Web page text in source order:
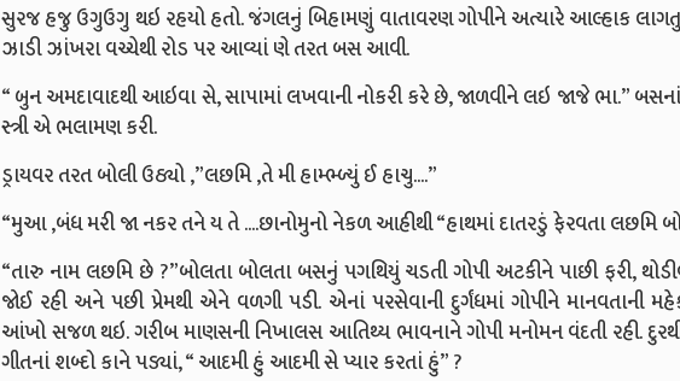
સુરજ હજુ ઉગુઉગુ થઇ રહયો હતો. જંગલનું બિહામણું વાતાવરણ ગોપીને અત્યારે આલ્હાક
ઝાડી ઝાંખરા વચ્ચેથી રોડ પર આવ્યાં ણે તરત બસ આવી.
“ બુન અમદાવાદથી આઇવા સે, સાપામાં લખવાની નોકરી કરે છે, જાળવીને લઇ જાજે ભા.” બસનાં
સ્ત્રી એ ભલામણ કરી.
ડ્રાયવર તરત બોલી ઉઠ્યો ,”લછમિ ,તે મી હામ્ભ્ળ્યું ઈ હાચુ....”
“મુઆ ,બંધ મરી જા નકર તને ય તે ....છાનોમુનો નેકળ આહીથી “હાથમાં દાતરડું ફેરવતા લછમિ
“તારુ નામ લછમિ છે ?”બોલતા બોલતા બસનું પગથિયું ચડતી ગોપી અટકીને પાછી ફરી,
જોઈ રહી અને પછી પ્રેમથી એને વળગી પડી. એનાં પરસેવાની દુર્ગંધમાં ગોપીને માનવતાની
આંખો સજળ થઇ. ગરીબ માણસની નિખાલસ આતિથ્ય ભાવનાને ગોપી મનોમન વંદતી રહી.
ગીતનાં શબ્દો કાને પડ્યાં, “ આદમી હું આદમી સે પ્યાર કરતાં હું” ?